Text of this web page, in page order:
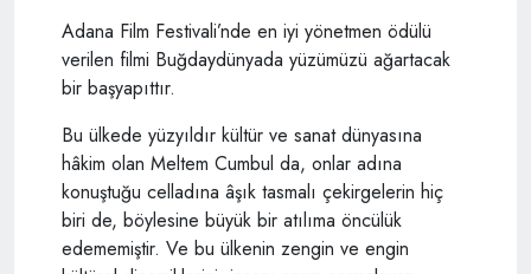
Adana Film Festivali’nde en iyi yönetmen ödülü
verilen filmi Buğdaydünyada yüzümüzü ağartacak
bir başyapıttır.
Bu ülkede yüzyıldır kültür ve sanat dünyasına
hâkim olan Meltem Cumbul da, onlar adına
konuştuğu celladına âşık tasmalı çekirgelerin hiç
biri de, böylesine büyük bir atılıma öncülük
edememiştir. Ve bu ülkenin zengin ve engin